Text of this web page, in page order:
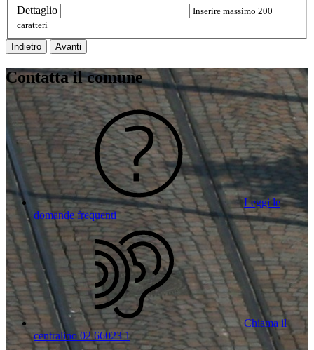
Dettaglio
Inserire massimo 200
caratteri
Indietro Avanti
Contatta il comune
Leggi le
domande frequenti
Chiama il
centralino 02 66023 1